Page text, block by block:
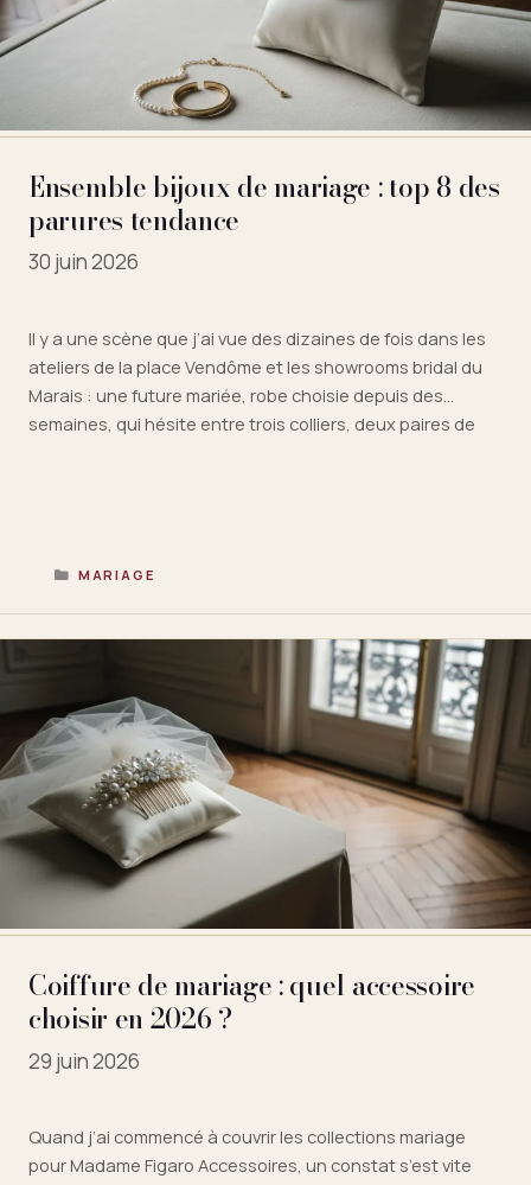
Ensemble bijoux de mariage : top 8 des
parures tendance
30 juin 2026
Il y a une scène que j’ai vue des dizaines de fois dans les
ateliers de la place Vendôme et les showrooms bridal du
Marais : une future mariée, robe choisie depuis des
semaines, qui hésite entre trois colliers, deux paires de
CATÉGORIES
MARIAGE
Coiffure de mariage : quel accessoire
choisir en 2026 ?
29 juin 2026
Quand j’ai commencé à couvrir les collections mariage
pour Madame Figaro Accessoires, un constat s’est vite